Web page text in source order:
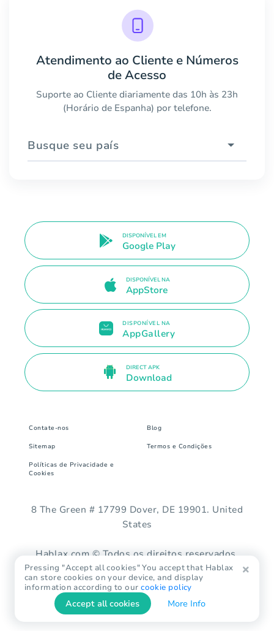
Atendimento ao Cliente e Números
de Acesso
Suporte ao Cliente diariamente das 10h às 23h
(Horário de Espanha) por telefone.
Busque seu país
DISPONÍVEL EM
Google Play
DISPONÍVEL NA
AppStore
DISPONÍVEL NA
AppGallery
DIRECT APK
Download
Contate-nos Blog
Sitemap Termos e Condições
Políticas de Privacidade e
Cookies
8 The Green # 17799 Dover, DE 19901. United
States
Hablax.com © Todos os direitos reservados.
Pressing "Accept all cookies" You accept that Hablax
can store cookies on your device, and display
information according to ourcookie policy
Accept all cookies More Info